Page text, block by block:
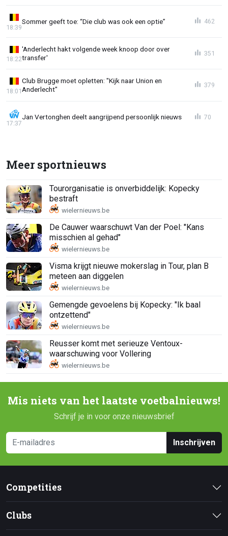
Sommer geeft toe: “Die club was ook een optie”
18:39
462
'Anderlecht hakt volgende week knoop door over
transfer'
18:22
351
Club Brugge moet opletten: "Kijk naar Union en
Anderlecht"
18:01
379
Jan Vertonghen deelt aangrijpend persoonlijk nieuws
17:37
70
Meer sportnieuws
Tourorganisatie is onverbiddelijk: Kopecky
bestraft
De Cauwer waarschuwt Van der Poel: "Kans
misschien al gehad"
Visma krijgt nieuwe mokerslag in Tour, plan B
meteen aan diggelen
Gemengde gevoelens bij Kopecky: "Ik baal
ontzettend"
Reusser komt met serieuze Ventoux-
waarschuwing voor Vollering
Mis niets van het laatste voetbalnieuws!
Schrijf je in voor onze nieuwsbrief
Inschrijven
Competities
Clubs